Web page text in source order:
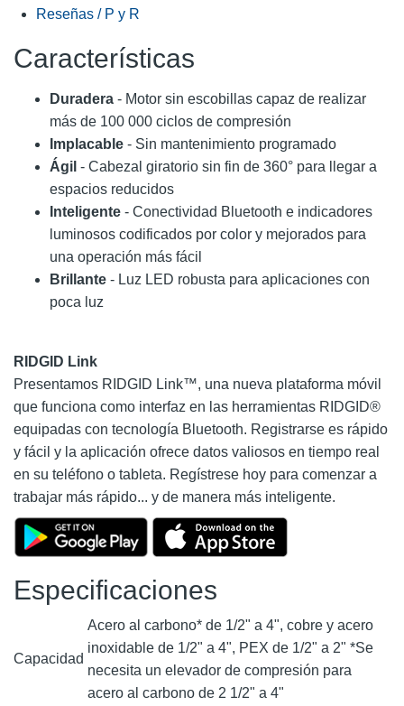
Reseñas / P y R
Características
Duradera - Motor sin escobillas capaz de realizar
más de 100 000 ciclos de compresión
Implacable - Sin mantenimiento programado
Ágil - Cabezal giratorio sin fin de 360° para llegar a
espacios reducidos
Inteligente - Conectividad Bluetooth e indicadores
luminosos codificados por color y mejorados para
una operación más fácil
Brillante - Luz LED robusta para aplicaciones con
poca luz
RIDGID Link
Presentamos RIDGID Link™, una nueva plataforma móvil
que funciona como interfaz en las herramientas RIDGID®
equipadas con tecnología Bluetooth. Registrarse es rápido
y fácil y la aplicación ofrece datos valiosos en tiempo real
en su teléfono o tableta. Regístrese hoy para comenzar a
trabajar más rápido... y de manera más inteligente.
Especificaciones
Capacidad
Acero al carbono* de 1/2" a 4", cobre y acero
inoxidable de 1/2" a 4", PEX de 1/2" a 2" *Se
necesita un elevador de compresión para
acero al carbono de 2 1/2" a 4"